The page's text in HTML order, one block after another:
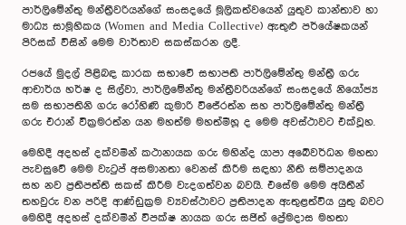
පාර්ලිමේන්තු මන්ත්‍රීවරියන්ගේ සංසදයේ මූලිකත්වයෙන් යුතුව කාන්තාව හා
මාධ්‍ය සාමූහිකය (Women and Media Collective) ඇතුළු පර්යේෂකයන්
පිරිසක් විසින් මෙම වාර්තාව සකස්කරන ලදී.
රජයේ මුදල් පිළිබඳ කාරක සභාවේ සභාපති පාර්ලිමේන්තු මන්ත්‍රී ගරු
ආචාර්ය හර්ෂ ද සිල්වා, පාර්ලිමේන්තු මන්ත්‍රීවරියන්ගේ සංසදයේ නියෝජ්‍ය
සම සභාපතිනි ගරු රෝහිණි කුමාරි විජේරත්න සහ පාර්ලිමේන්තු මන්ත්‍රී
ගරු එරාන් වික්‍රමරත්න යන මහත්ම මහත්මීහූ ද මෙම අවස්ථාවට එක්වූහ.
මෙහිදී අදහස් දක්වමින් කථානායක ගරු මහින්ද යාපා අබේවර්ධන මහතා
පැවසුවේ මෙම වැටුප් අසමානතා වෙනස් කිරීම සඳහා නීති සම්පාදනය
සහ නව ප්‍රතිපත්ති සකස් කිරීම වැදගත්වන බවයි. එසේම මෙම අයිතීන්
තහවුරු වන පරිදි ආණ්ඩුක්‍රම ව්‍යවස්ථාවට ප්‍රතිපාදන ඇතුළත්විය යුතු බවට
මෙහිදී අදහස් දක්වමින් විපක්ෂ නායක ගරු සජිත් ප්‍රේමදාස මහතා